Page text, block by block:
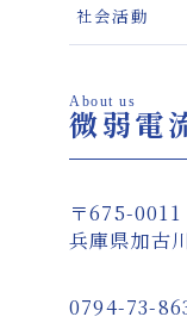
社会活動
About us
微弱電
〒675-0011
兵庫県加古
0794-73-